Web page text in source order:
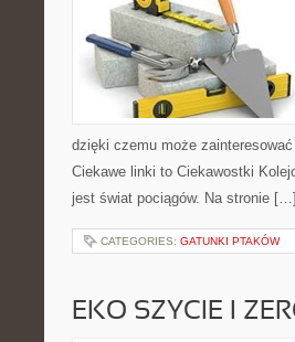
dzięki czemu może
Ciekawe linki to Ciekawostki
jest świat pociągów. Na stronie […]
CATEGORIES: GATUNKI PTAKÓW
EKO SZYCIE I